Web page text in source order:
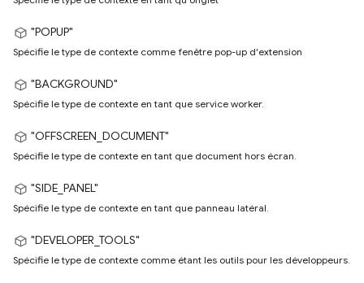
"POPUP"
Spécifie le type de contexte comme fenêtre pop-up d'extension
"BACKGROUND"
Spécifie le type de contexte en tant que service worker.
"OFFSCREEN_DOCUMENT"
Spécifie le type de contexte en tant que document hors écran.
"SIDE_PANEL"
Spécifie le type de contexte en tant que panneau latéral.
"DEVELOPER_TOOLS"
Spécifie le type de contexte comme étant les outils pour les développeurs.